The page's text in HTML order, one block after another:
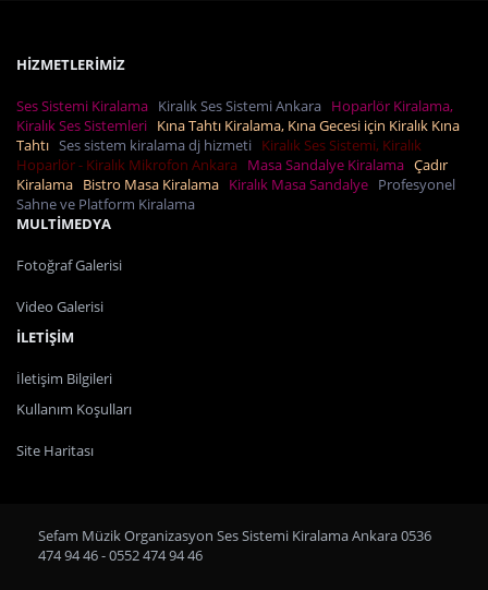
HİZMETLERİMİZ
Ses Sistemi Kiralama Kiralık Ses Sistemi Ankara Hoparlör Kiralama,
Kiralık Ses Sistemleri Kına Tahtı Kiralama, Kına Gecesi için Kiralık Kına
Tahtı Ses sistem kiralama dj hizmeti Kiralık Ses Sistemi, Kiralık
Hoparlör - Kiralık Mikrofon Ankara
Masa Sandalye Kiralama Çadır
Kiralama Bistro Masa Kiralama Kiralık Masa Sandalye Profesyonel
Sahne ve Platform Kiralama
MULTİMEDYA
Fotoğraf Galerisi
Video Galerisi
İLETİŞİM
İletişim Bilgileri
Kullanım Koşulları
Site Haritası
Sefam Müzik Organizasyon Ses Sistemi Kiralama Ankara 0536
474 94 46 - 0552 474 94 46